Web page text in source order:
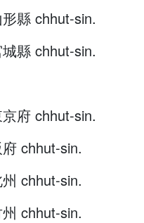
縣 chhut-sin.
縣 chhut-sin.
府 chhut-sin.
chhut-sin.
chhut-sin.
chhut-sin.